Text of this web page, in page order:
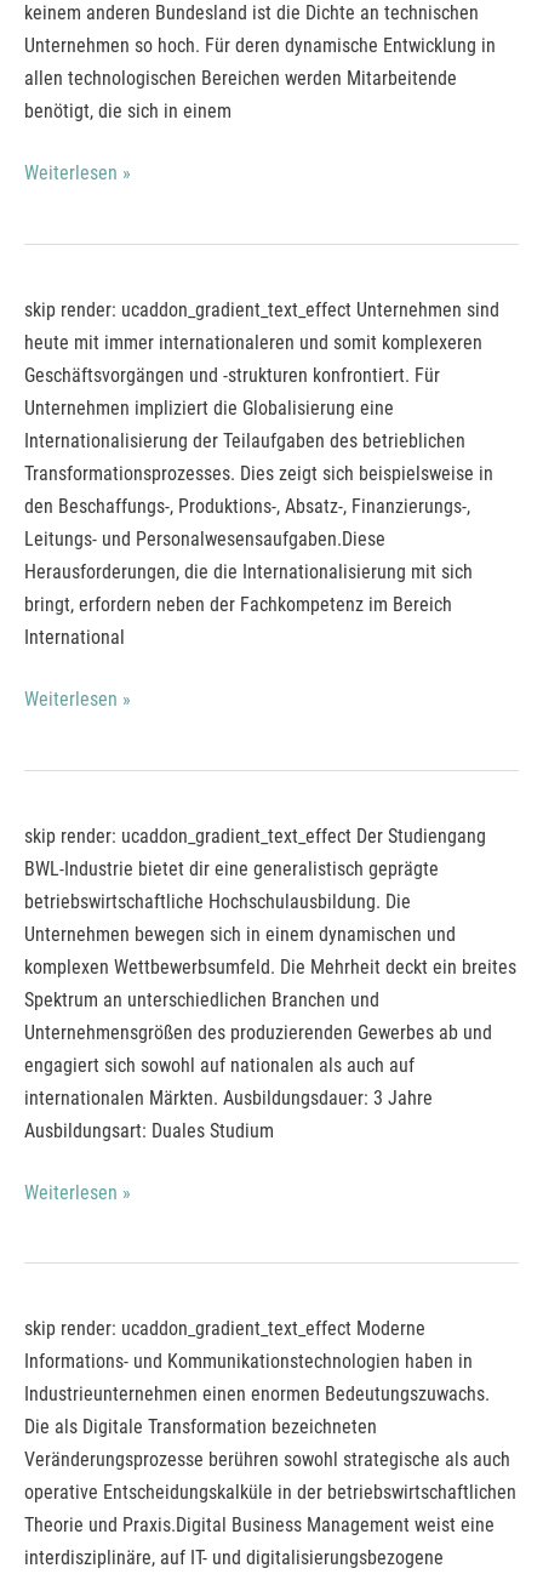
keinem anderen Bundesland ist die Dichte an technischen
Unternehmen so hoch. Für deren dynamische Entwicklung in
allen technologischen Bereichen werden Mitarbeitende
benötigt, die sich in einem
(DH)*
Weiterlesen »
skip render: ucaddon_gradient_text_effect Unternehmen sind
heute mit immer internationaleren und somit komplexeren
Geschäftsvorgängen und -strukturen konfrontiert. Für
Unternehmen impliziert die Globalisierung eine
Internationalisierung der Teilaufgaben des betrieblichen
Transformationsprozesses. Dies zeigt sich beispielsweise in
den Beschaffungs-, Produktions-, Absatz-, Finanzierungs-,
Leitungs- und Personalwesensaufgaben.Diese
Herausforderungen, die die Internationalisierung mit sich
bringt, erfordern neben der Fachkompetenz im Bereich
International
Bachelor
of
Arts
International
Business
(DH)*
Weiterlesen »
skip render: ucaddon_gradient_text_effect Der Studiengang
BWL-Industrie bietet dir eine generalistisch geprägte
betriebswirtschaftliche Hochschulausbildung. Die
Unternehmen bewegen sich in einem dynamischen und
komplexen Wettbewerbsumfeld. Die Mehrheit deckt ein breites
Spektrum an unterschiedlichen Branchen und
Unternehmensgrößen des produzierenden Gewerbes ab und
engagiert sich sowohl auf nationalen als auch auf
internationalen Märkten. Ausbildungsdauer: 3 Jahre
Ausbildungsart: Duales Studium
Bachelor
of
Arts
BWL
Industrial
Business
Management
(DH)*
Weiterlesen »
skip render: ucaddon_gradient_text_effect Moderne
Informations- und Kommunikationstechnologien haben in
Industrieunternehmen einen enormen Bedeutungszuwachs.
Die als Digitale Transformation bezeichneten
Veränderungsprozesse berühren sowohl strategische als auch
operative Entscheidungskalküle in der betriebswirtschaftlichen
Theorie und Praxis.Digital Business Management weist eine
interdisziplinäre, auf IT- und digitalisierungsbezogene
Bachelor
of
Arts
Digital
Business
Management
(DH)*